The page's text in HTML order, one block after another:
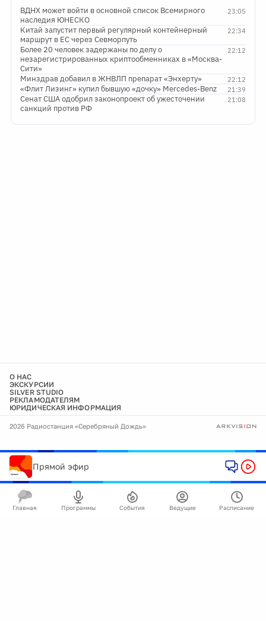
23:05
ВДНХ может войти в основной список Всемирного
наследия ЮНЕСКО
22:34
Китай запустит первый регулярный контейнерный
маршрут в ЕС через Севморпуть
22:12
Более 20 человек задержаны по делу о
незарегистрированных криптообменниках в «Москва-
Сити»
22:12
Минздрав добавил в ЖНВЛП препарат «Энхерту»
21:39
«Флит Лизинг» купил бывшую «дочку» Mercedes-Benz
21:08
Сенат США одобрил законопроект об ужесточении
санкций против РФ
О НАС
ЭКСКУРСИИ
SILVER STUDIO
РЕКЛАМОДАТЕЛЯМ
ЮРИДИЧЕСКАЯ ИНФОРМАЦИЯ
2026 Радиостанция «Серебряный Дождь»
Прямой эфир
Главная Программы События Ведущие Расписание